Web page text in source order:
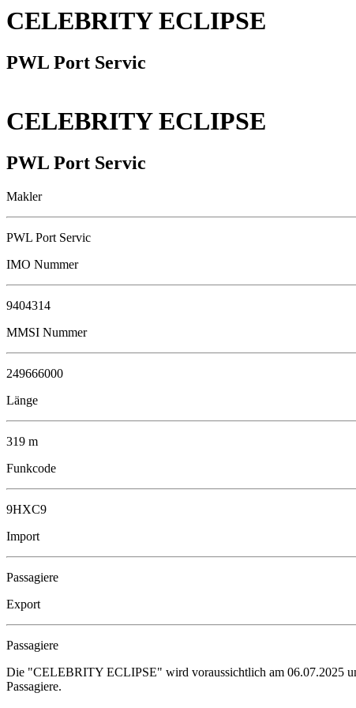
CELEBRITY ECLIPSE
PWL Port Servic
CELEBRITY ECLIPSE
PWL Port Servic
Makler
PWL Port Servic
IMO Nummer
9404314
MMSI Nummer
249666000
Länge
319 m
Funkcode
9HXC9
Import
Passagiere
Export
Passagiere
Die "CELEBRITY ECLIPSE" wird voraussichtlich am 06.07.2025
Passagiere.